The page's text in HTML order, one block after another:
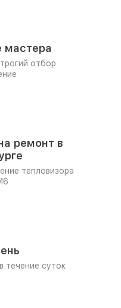
мастера
отбор
ремонт в
тепловизора
течение суток